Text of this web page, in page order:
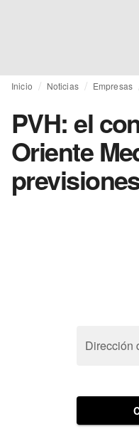
Inicio Noticias Empresas
PVH: el
Oriente